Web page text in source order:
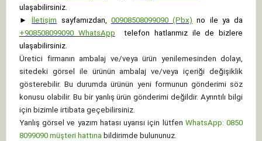
ulaşabilirsiniz.
►
İletişim sayfamızdan, 00908508099090 (Pbx) no ile ya da
+908508099090 WhatsApp
telefon hatlarımız ile de bizlere
ulaşabilirsiniz.
Üretici firmanın ambalaj ve/veya ürün yenilemesinden dolayı,
sitedeki görsel ile ürünün ambalaj ve/veya içeriği değişiklik
gösterebilir. Bu durumda ürünün yeni formunun gönderimi söz
konusu olabilir. Bu bir yanlış ürün gönderimi değildir. Ayrıntılı bilgi
için bizimle irtibata geçebilirsiniz.
Yanlış görsel ve yazım hatası uyarısı için lütfen WhatsApp: 0850
8099090 müşteri hattına bildirimde bulununuz.